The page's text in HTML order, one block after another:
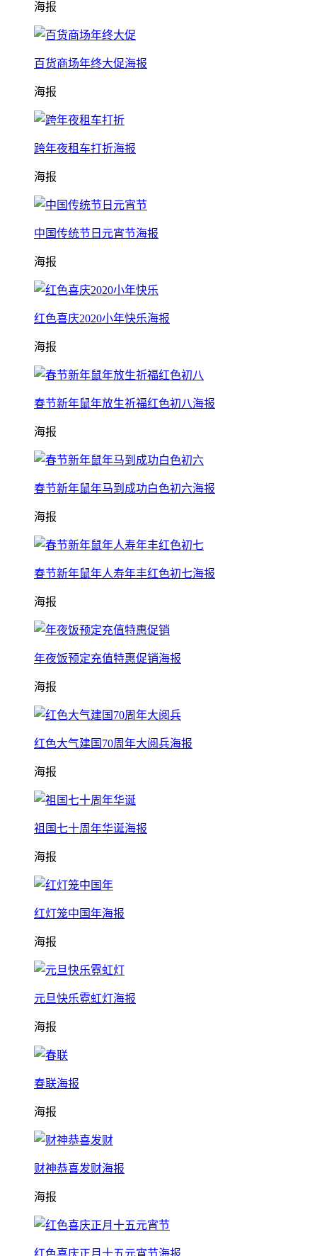
海报
百货商场年终大促海报
海报
跨年夜租车打折海报
海报
中国传统节日元宵节海报
海报
红色喜庆2020小年快乐海报
海报
春节新年鼠年放生祈福红色初八海报
海报
春节新年鼠年马到成功白色初六海报
海报
春节新年鼠年人寿年丰红色初七海报
海报
年夜饭预定充值特惠促销海报
海报
红色大气建国70周年大阅兵海报
海报
祖国七十周年华诞海报
海报
红灯笼中国年海报
海报
元旦快乐霓虹灯海报
海报
春联海报
海报
财神恭喜发财海报
海报
红色喜庆正月十五元宵节海报